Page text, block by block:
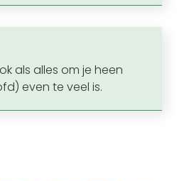
als alles om je heen
even te veel is.